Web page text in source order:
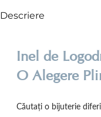
Descriere
Inel de
O Alegere
Căutați o bijuterie